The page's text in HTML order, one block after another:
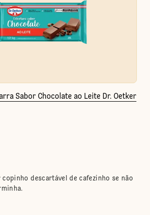
Sabor Chocolate ao Leite Dr. Oetker
copinho descartável de cafezinho se não